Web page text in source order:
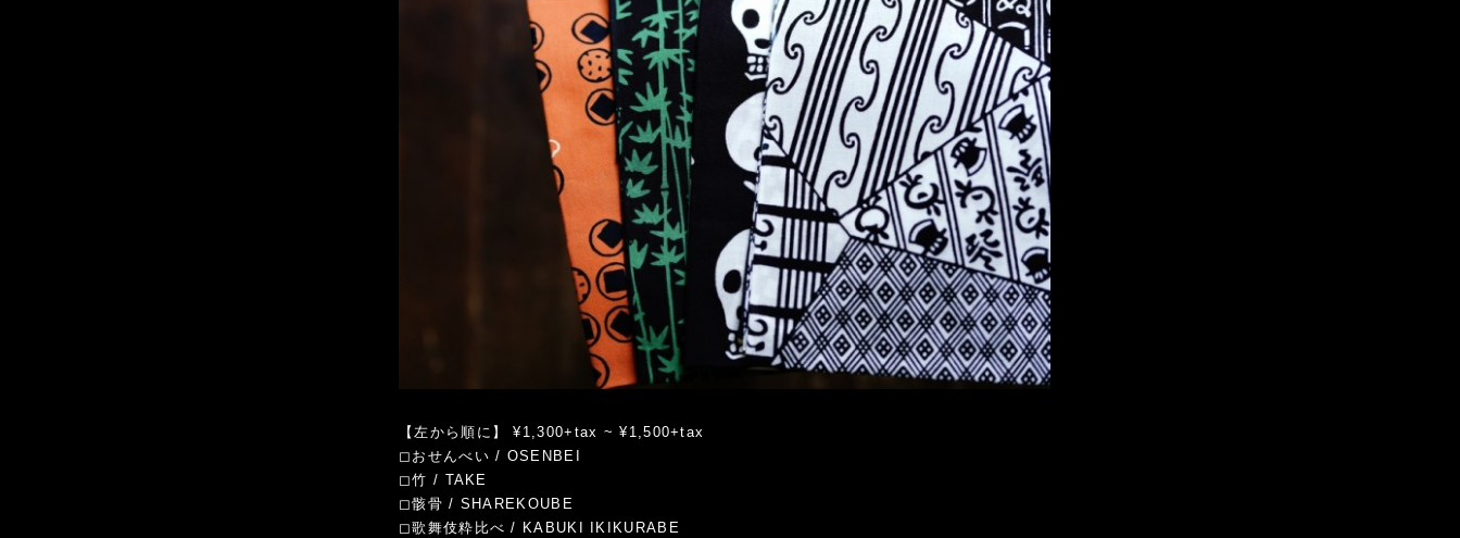
【左から順に】 ¥1,300+tax ~ ¥1,500+tax
◻︎おせんべい / OSENBEI
◻︎竹 / TAKE
◻︎骸骨 / SHAREKOUBE
◻︎歌舞伎粋比べ / KABUKI IKIKURABE